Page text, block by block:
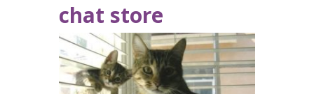
chat store